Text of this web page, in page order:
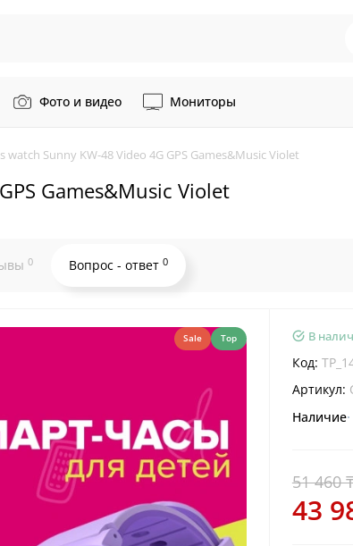
Фото и видео Мониторы
watch Sunny KW-48 Video 4G GPS Games&Music Violet
Games&Music Violet
0 Вопрос - ответ 0
Sale Top В
Код:
Артикул:
Наличие
51 460
43